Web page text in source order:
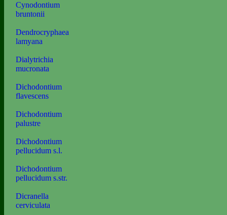
Cynodontium
bruntonii
Dendrocryphaea
lamyana
Dialytrichia
mucronata
Dichodontium
flavescens
Dichodontium
palustre
Dichodontium
pellucidum s.l.
Dichodontium
pellucidum s.str.
Dicranella
cerviculata